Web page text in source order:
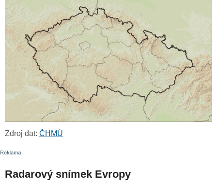
Zdroj dat: ČHMÚ
Radarový snímek Evropy